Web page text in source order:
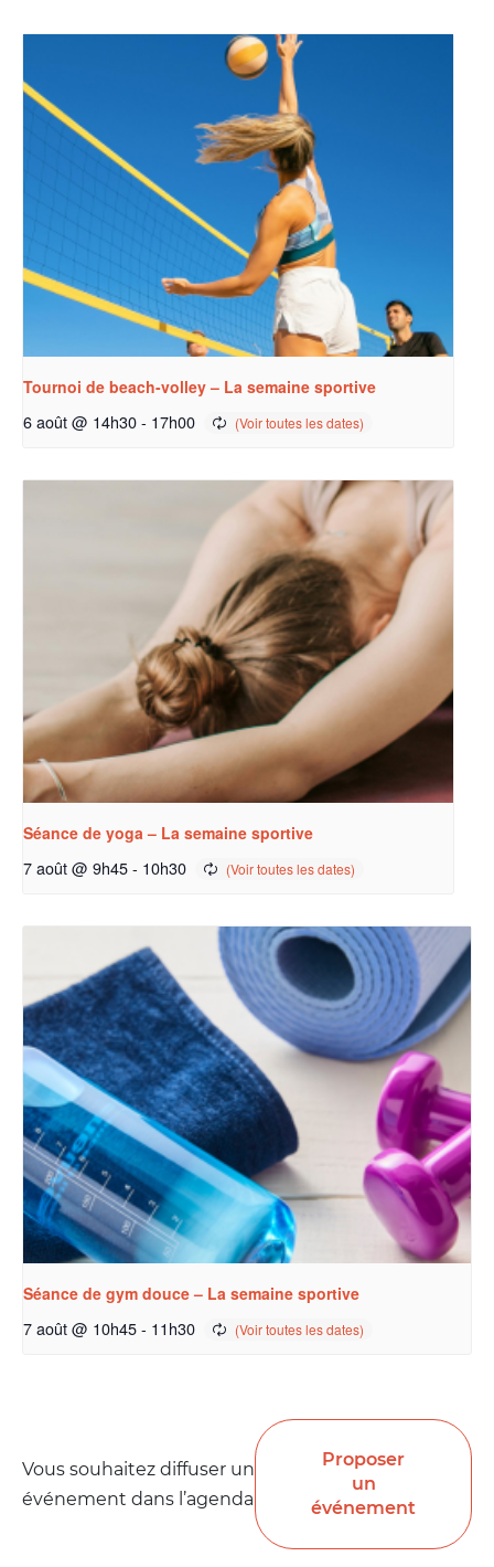
Tournoi de beach-volley – La semaine sportive
6 août @ 14h30- 17h00
Séance de yoga – La semaine sportive
7 août @ 9h45- 10h30
Séance de gym douce – La semaine sportive
7 août @ 10h45- 11h30
Vous souhaitez diffuser un
événement dans l’agenda
Proposer
un
événement